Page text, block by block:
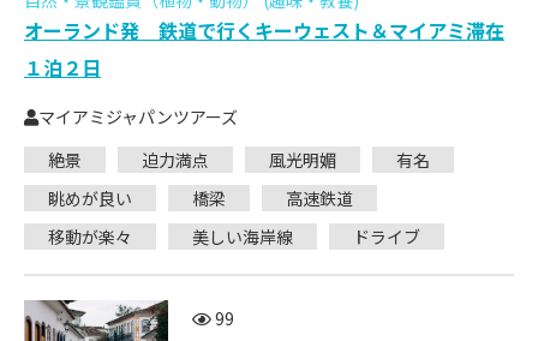
オーランド発 鉄道で行くキーウェスト＆マイアミ滞在
１泊２日
マイアミジャパンツアーズ
絶景
迫力満点 風光明媚
有名
眺めが良い
橋梁
高速鉄道
移動が楽々
美しい海岸線 ドライブ
99